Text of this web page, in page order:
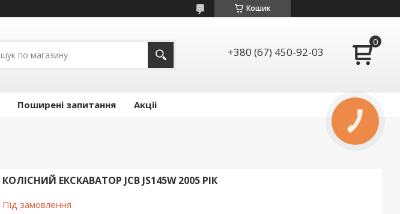
Кошик
+380 (67) 450-92-03
Поширені запитання Акціі
КОЛІСНИЙ ЕКСКАВАТОР JCB JS145W 2005 РІК
Під замовлення
КНОПКА
ЗВ'ЯЗКУ